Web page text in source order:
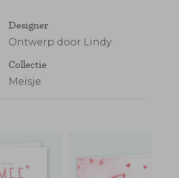
Designer
Ontwerp door Lindy
Collectie
Meisje